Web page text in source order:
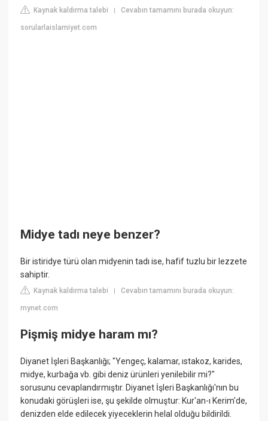
Kaynak kaldırma talebi |Cevabın tamamını burada okuyun:
sorularlaislamiyet.com
Midye tadı neye benzer?
Bir istiridye türü olan midyenin tadı ise, hafif tuzlu bir lezzete
sahiptir.
Kaynak kaldırma talebi |Cevabın tamamını burada okuyun:
mynet.com
Pişmiş midye haram mı?
Diyanet İşleri Başkanlığı; "Yengeç, kalamar, ıstakoz, karides,
midye, kurbağa vb. gibi deniz ürünleri yenilebilir mi?"
sorusunu cevaplandırmıştır. Diyanet İşleri Başkanlığı'nın bu
konudaki görüşleri ise, şu şekilde olmuştur: Kur'an-ı Kerim'de,
denizden elde edilecek yiyeceklerin helal olduğu bildirildi.